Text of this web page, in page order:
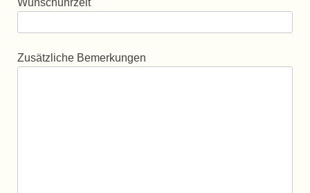
Wunschuhrzeit
Zusätzliche Bemerkungen